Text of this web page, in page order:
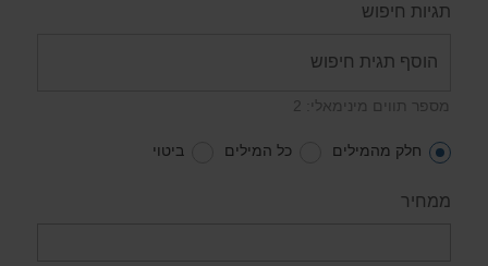
תגיות חיפוש
מספר תווים מינימאלי: 2
חלק מהמילים כל המילים ביטוי
ממחיר